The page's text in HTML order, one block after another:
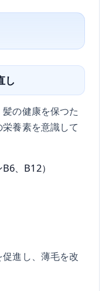
し
の健康を保つた
養素を意識して
、B12）
進し、薄毛を改